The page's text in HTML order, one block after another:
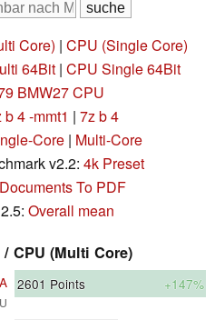
Core) | CPU (Single Core)
64Bit | CPU Single 64Bit
BMW27 CPU
b 4 -mmt1 | 7z b 4
Core | Multi-Core
v2.2: 4k Preset
To PDF
Overall mean
CPU (Multi Core)
2601 Points +147%